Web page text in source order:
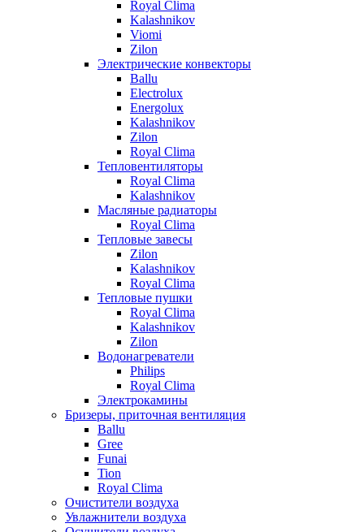
Royal Clima
Kalashnikov
Viomi
Zilon
Электрические конвекторы
Ballu
Electrolux
Energolux
Kalashnikov
Zilon
Royal Clima
Тепловентиляторы
Royal Clima
Kalashnikov
Масляные радиаторы
Royal Clima
Тепловые завесы
Zilon
Kalashnikov
Royal Clima
Тепловые пушки
Royal Clima
Kalashnikov
Zilon
Водонагреватели
Philips
Royal Clima
Электрокамины
Бризеры, приточная вентиляция
Ballu
Gree
Funai
Tion
Royal Clima
Очистители воздуха
Увлажнители воздуха